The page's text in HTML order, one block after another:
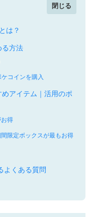
閉じる
は？
る方法
コインを購入
アイテム｜活用のポ
得
限定ボックスが最もお得
よくある質問